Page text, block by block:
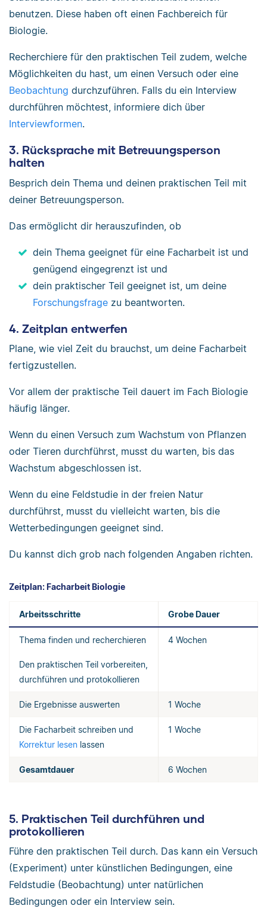
benutzen. Diese haben oft einen Fachbereich für
Biologie.
Recherchiere für den praktischen Teil zudem, welche
Möglichkeiten du hast, um einen Versuch oder eine
Beobachtung durchzuführen. Falls du ein Interview
durchführen möchtest, informiere dich über
Interviewformen.
3. Rücksprache mit Betreuungsperson
halten
Besprich dein Thema und deinen praktischen Teil mit
deiner Betreuungsperson.
Das ermöglicht dir herauszufinden, ob
dein Thema geeignet für eine Facharbeit ist und
genügend eingegrenzt ist und
dein praktischer Teil geeignet ist, um deine
Forschungsfrage zu beantworten.
4. Zeitplan entwerfen
Plane, wie viel Zeit du brauchst, um deine Facharbeit
fertigzustellen.
Vor allem der praktische Teil dauert im Fach Biologie
häufig länger.
Wenn du einen Versuch zum Wachstum von Pflanzen
oder Tieren durchführst, musst du warten, bis das
Wachstum abgeschlossen ist.
Wenn du eine Feldstudie in der freien Natur
durchführst, musst du vielleicht warten, bis die
Wetterbedingungen geeignet sind.
Du kannst dich grob nach folgenden Angaben richten.
Zeitplan: Facharbeit Biologie
Arbeitsschritte Grobe Dauer
Thema finden und recherchieren
Den praktischen Teil vorbereiten,
durchführen und protokollieren
4 Wochen
Die Ergebnisse auswerten 1 Woche
Die Facharbeit schreiben und
Korrektur lesen lassen
1 Woche
Gesamtdauer 6 Wochen
5. Praktischen Teil durchführen und
protokollieren
Führe den praktischen Teil durch. Das kann ein Versuch
(Experiment) unter künstlichen Bedingungen, eine
Feldstudie (Beobachtung) unter natürlichen
Bedingungen oder ein Interview sein.